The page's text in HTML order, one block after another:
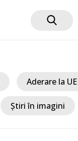
Aderare la UE
Știri în imagini